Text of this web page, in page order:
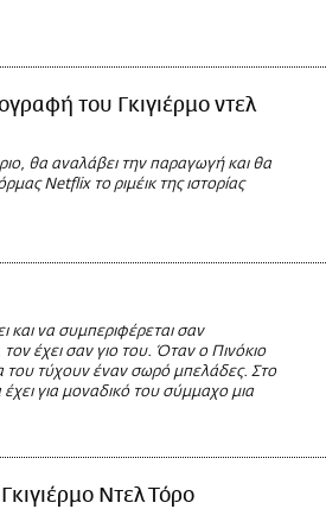
του Γκιγιέρμο ντελ
θα αναλάβει την παραγωγή και θα
Netflix το ριμέικ της ιστορίας
και να συμπεριφέρεται σαν
έχει σαν γιο του. Όταν ο Πινόκιο
του τύχουν έναν σωρό μπελάδες. Στο
για μοναδικό του σύμμαχο μια
Ντελ Τόρο